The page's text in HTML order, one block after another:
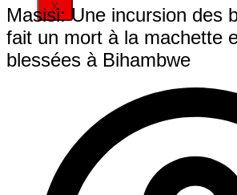
X
Masisi: Une incursion des
fait un mort à la machette
blessées à Bihambwe